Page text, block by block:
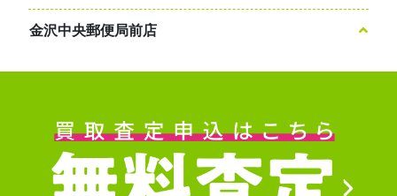
金沢中央郵便局前店